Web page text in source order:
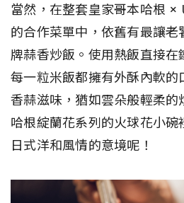
當然，在整套皇家哥本哈根
的合作菜單中，依舊有最讓老
牌蒜香炒飯。使用熱飯直接
每一粒米飯都擁有外酥內軟的
香蒜滋味，猶如雲朵般輕柔的
哈根綻蘭花系列的火球花小碗
日式洋和風情的意境呢！